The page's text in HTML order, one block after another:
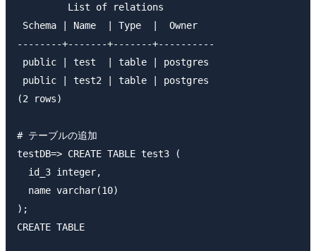
         List of relations
Schema | Name  | Type  |  Owner
--------+-------+-------+----------
public | test  | table | postgres
public | test2 | table | postgres
(2 rows)
# テーブルの追加
testDB=> CREATE TABLE test3 (
  id_3 integer,
  name varchar(10)
);
CREATE TABLE